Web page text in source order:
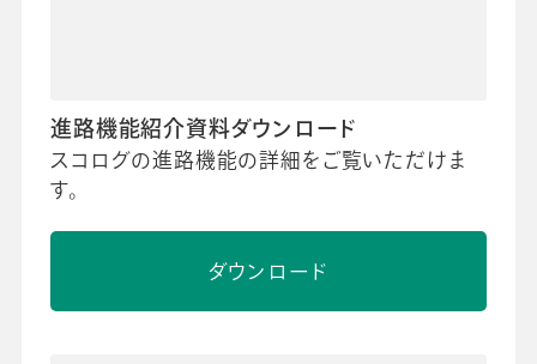
進路機能紹介資料ダウンロード
スコログの進路機能の詳細をご覧いただけま
す。
ダウンロード